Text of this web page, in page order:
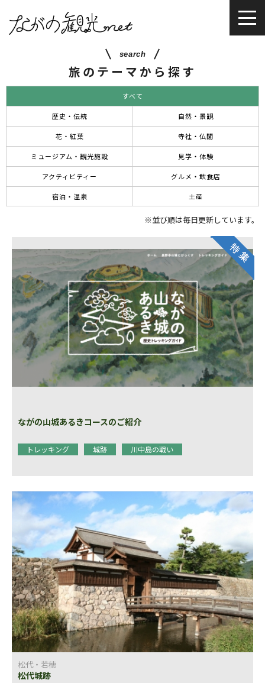
search
旅のテーマから探す
すべて
歴史・伝統 自然・景観
花・紅葉 寺社・仏閣
ミュージアム・観光施設 見学・体験
アクティビティー グルメ・飲食店
宿泊・温泉 土産
※並び順は毎日更新しています。
ながの山城あるきコースのご紹介
トレッキング 城跡 川中島の戦い
松代・若穂
松代城跡